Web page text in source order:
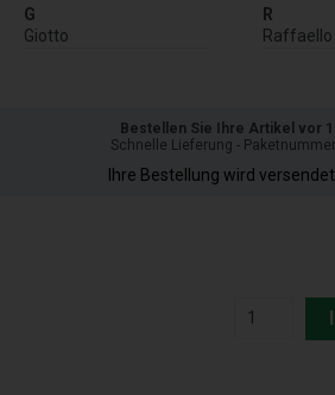
G
Giotto
R
Raffaello
Bestellen Sie Ihre Artikel vor
Schnelle Lieferung - Paketnummer
Ihre Bestellung wird